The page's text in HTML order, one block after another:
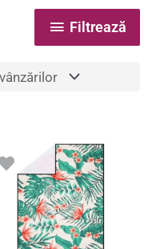
Filtrează